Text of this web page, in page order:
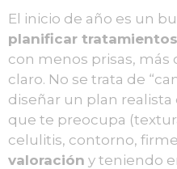
El inicio de año es un
planificar
con menos prisas, más
claro. No se trata de
diseñar un plan
que te preocupa
celulitis, contorno,
valoración y teniendo